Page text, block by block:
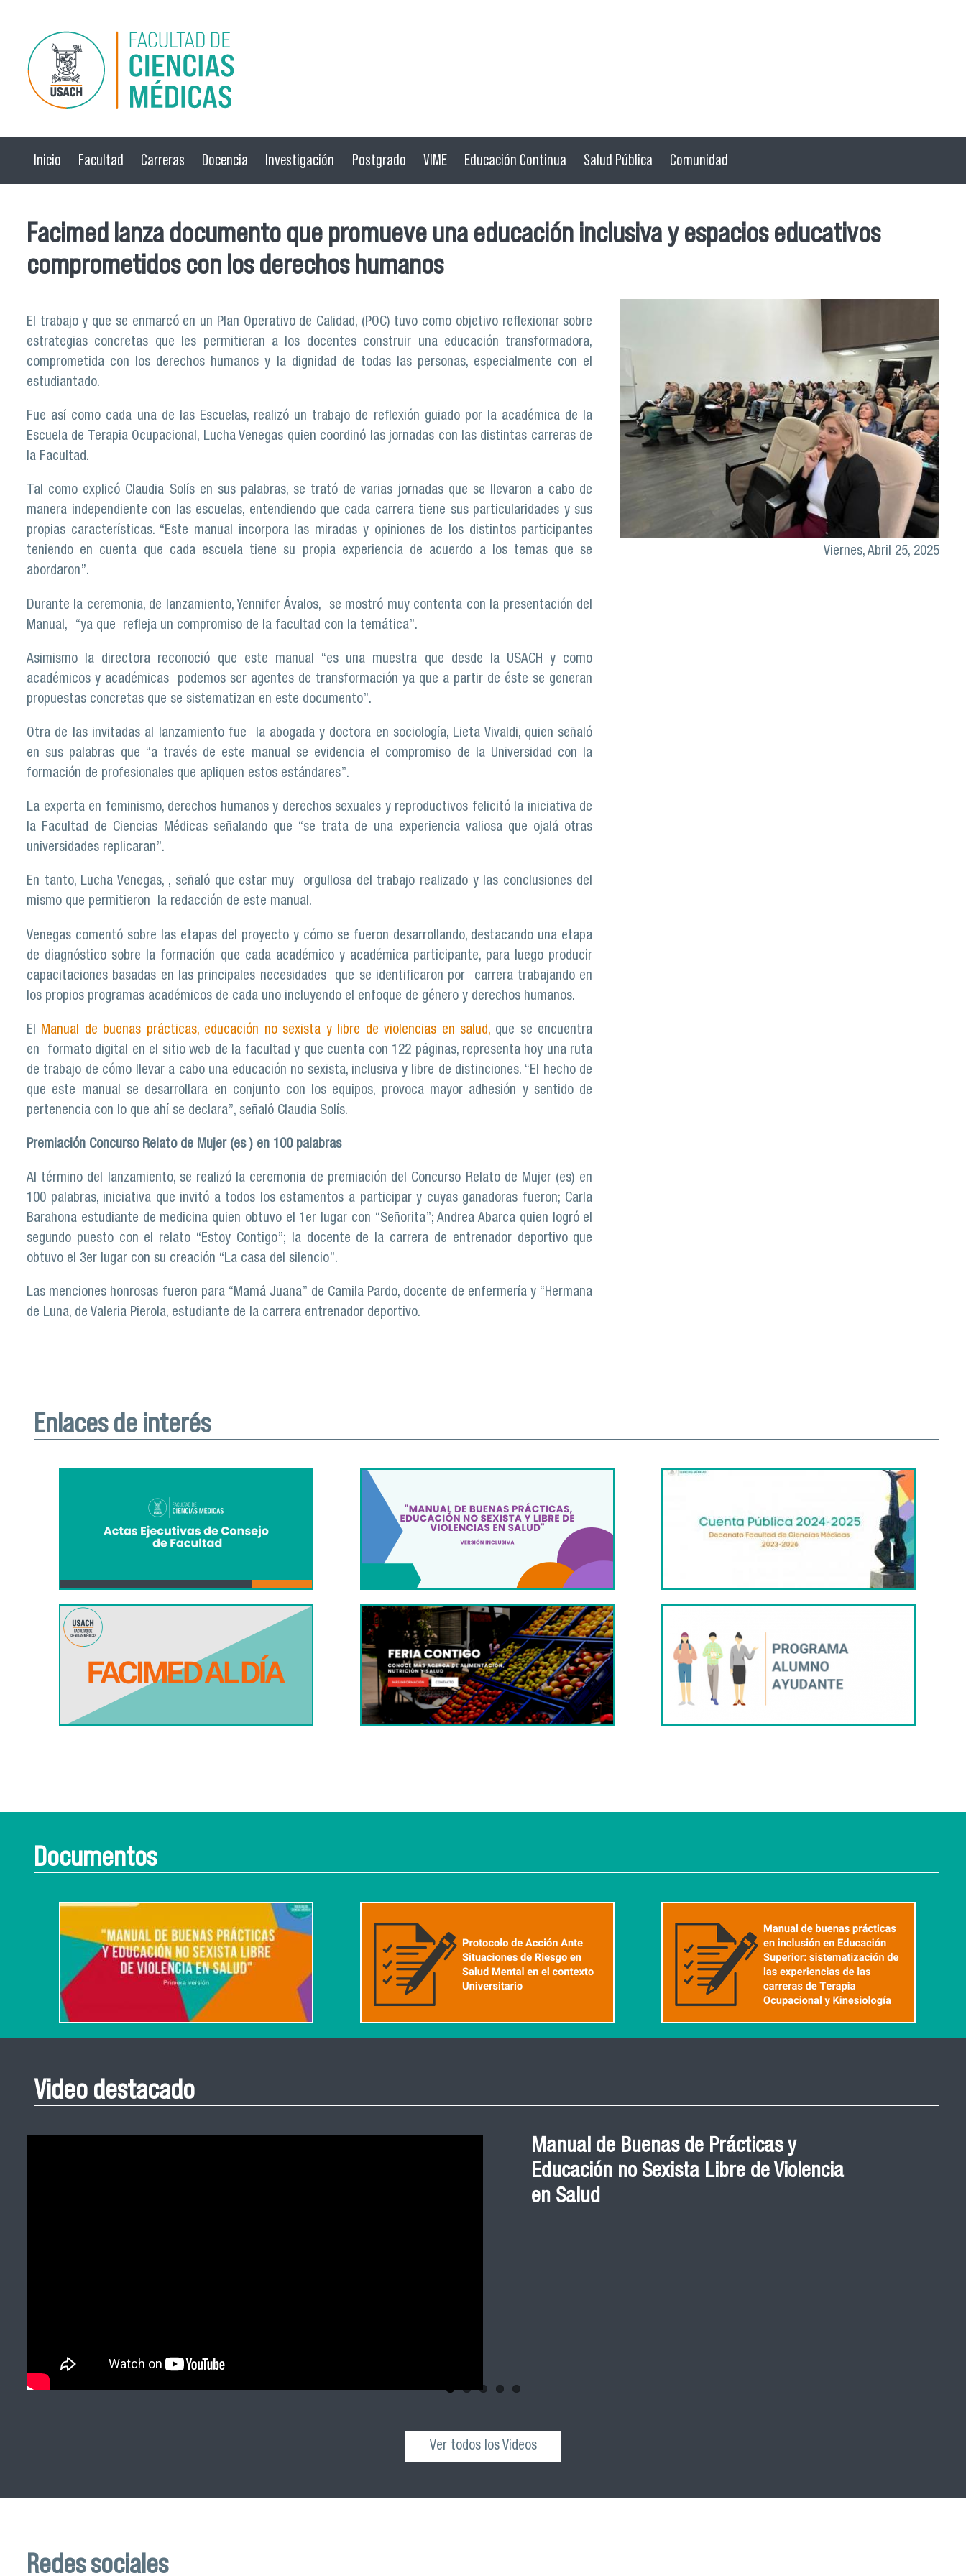
Pasar al contenido principal
Inicio Facultad Carreras Docencia Investigación Postgrado VIME Educación Continua Salud Pública Comunidad
Facimed lanza documento que promueve una educación inclusiva y espacios educativos
comprometidos con los derechos humanos
El trabajo y que se enmarcó en un Plan Operativo de Calidad, (POC) tuvo como objetivo reflexionar sobre
estrategias concretas que les permitieran a los docentes construir una educación transformadora,
comprometida con los derechos humanos y la dignidad de todas las personas, especialmente con el
estudiantado.
Fue así como cada una de las Escuelas, realizó un trabajo de reflexión guiado por la académica de la
Escuela de Terapia Ocupacional, Lucha Venegas quien coordinó las jornadas con las distintas carreras de
la Facultad.
Tal como explicó Claudia Solís en sus palabras, se trató de varias jornadas que se llevaron a cabo de
manera independiente con las escuelas, entendiendo que cada carrera tiene sus particularidades y sus
propias características. “Este manual incorpora las miradas y opiniones de los distintos participantes
teniendo en cuenta que cada escuela tiene su propia experiencia de acuerdo a los temas que se
abordaron”.
Durante la ceremonia, de lanzamiento, Yennifer Ávalos, se mostró muy contenta con la presentación del
Manual, “ya que refleja un compromiso de la facultad con la temática”.
Asimismo la directora reconoció que este manual “es una muestra que desde la USACH y como
académicos y académicas podemos ser agentes de transformación ya que a partir de éste se generan
propuestas concretas que se sistematizan en este documento”.
Otra de las invitadas al lanzamiento fue la abogada y doctora en sociología, Lieta Vivaldi, quien señaló
en sus palabras que “a través de este manual se evidencia el compromiso de la Universidad con la
formación de profesionales que apliquen estos estándares”.
La experta en feminismo, derechos humanos y derechos sexuales y reproductivos felicitó la iniciativa de
la Facultad de Ciencias Médicas señalando que “se trata de una experiencia valiosa que ojalá otras
universidades replicaran”.
En tanto, Lucha Venegas, , señaló que estar muy orgullosa del trabajo realizado y las conclusiones del
mismo que permitieron la redacción de este manual.
Venegas comentó sobre las etapas del proyecto y cómo se fueron desarrollando, destacando una etapa
de diagnóstico sobre la formación que cada académico y académica participante, para luego producir
capacitaciones basadas en las principales necesidades que se identificaron por carrera trabajando en
los propios programas académicos de cada uno incluyendo el enfoque de género y derechos humanos.
El Manual de buenas prácticas, educación no sexista y libre de violencias en salud, que se encuentra
en formato digital en el sitio web de la facultad y que cuenta con 122 páginas, representa hoy una ruta
de trabajo de cómo llevar a cabo una educación no sexista, inclusiva y libre de distinciones. “El hecho de
que este manual se desarrollara en conjunto con los equipos, provoca mayor adhesión y sentido de
pertenencia con lo que ahí se declara”, señaló Claudia Solís.
Premiación Concurso Relato de Mujer (es ) en 100 palabras
Al término del lanzamiento, se realizó la ceremonia de premiación del Concurso Relato de Mujer (es) en
100 palabras, iniciativa que invitó a todos los estamentos a participar y cuyas ganadoras fueron; Carla
Barahona estudiante de medicina quien obtuvo el 1er lugar con “Señorita”; Andrea Abarca quien logró el
segundo puesto con el relato “Estoy Contigo”; la docente de la carrera de entrenador deportivo que
obtuvo el 3er lugar con su creación “La casa del silencio”.
Las menciones honrosas fueron para “Mamá Juana” de Camila Pardo, docente de enfermería y “Hermana
de Luna, de Valeria Pierola, estudiante de la carrera entrenador deportivo.
Viernes, Abril 25, 2025
Enlaces de interés
Documentos
Video destacado
Manual de Buenas de Prácticas y
Educación no Sexista Libre de Violencia
en Salud
Ver todos los Videos
Redes sociales